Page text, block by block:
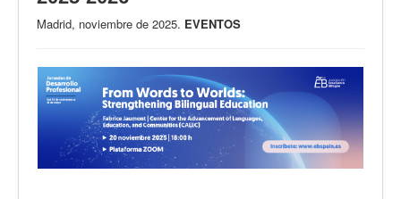
Madrid, noviembre de 2025. EVENTOS